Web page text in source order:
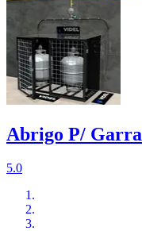
Abrigo P/
5.0